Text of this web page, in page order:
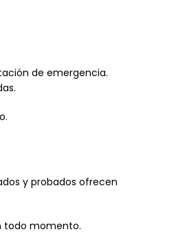
de emergencia.
y probados ofrecen
todo momento.